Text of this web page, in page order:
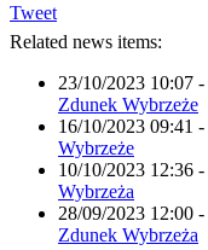
Tweet
Related news items:
23/10/2023 10:07 -
Zdunek Wybrzeże
16/10/2023 09:41 -
Wybrzeże
10/10/2023 12:36 -
Wybrzeża
28/09/2023 12:00 -
Zdunek Wybrzeża